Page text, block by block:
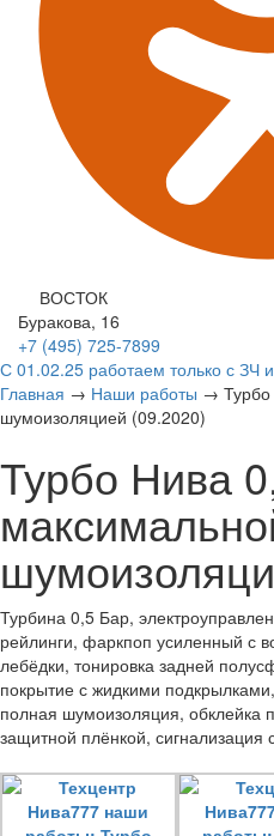
ВОСТОК
Буракова, 16
+7 (495) 725-7899
С 01.02.25 работаем только с ЗЧ
Главная → Наши работы →
шумоизоляцией (09.2020)
Турбо Нива
Турбина 0,5 Бар,
рейлинги, фаркпоп усиленный с
лебёдки, тонировка задней
покрытие с жидкими
полная шумоизоляция, обклейка
защитной плёнкой, сигнализация